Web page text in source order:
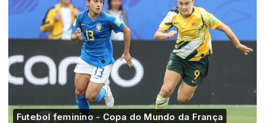
Futebol feminino - Copa do Mundo da França